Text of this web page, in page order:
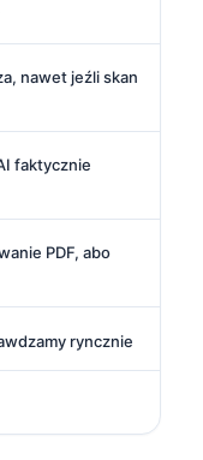
nawet jeźli skan
faktycznie
PDF, abo
ryncznie